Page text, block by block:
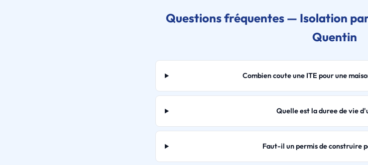
Questions fréquentes — Isolation
Quentin
Combien coute une ITE pour une
Quelle est la duree de vie
Faut-il un permis de construire